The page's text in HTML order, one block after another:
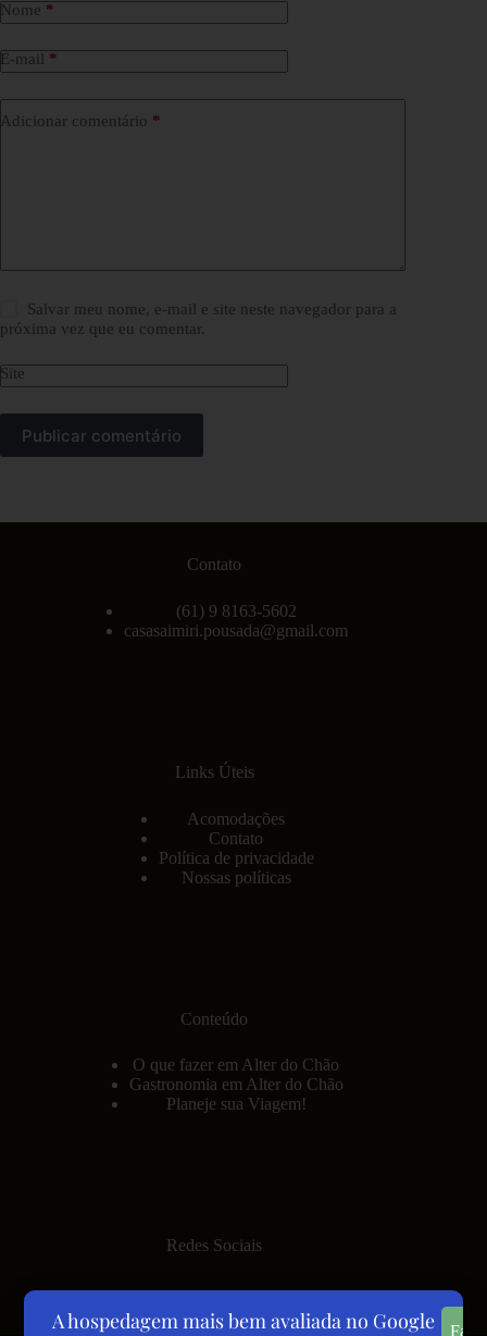
Nome *
E-mail *
Adicionar comentário *
Salvar meu nome, e-mail e site neste navegador para a
próxima vez que eu comentar.
Site
Publicar comentário
Contato
(61) 9 8163-5602
casasaimiri.pousada@gmail.com
Links Úteis
Acomodações
Contato
Política de privacidade
Nossas políticas
Conteúdo
O que fazer em Alter do Chão
Gastronomia em Alter do Chão
Planeje sua Viagem!
Redes Sociais
A hospedagem mais bem avaliada no Google Fale